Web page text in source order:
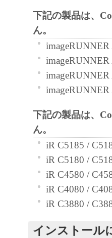
るいは許諾され
２．制限
(1) お客様は、
くは貸与その他
ア」を使用させ
(2) お客様は、
正、改変、逆
エンジニアリン
このような行為
３．著作権表示
お客様は、「本
キヤノンのライ
しくは削除して
４．所有権
下記の製品は、
ん。
下記の製品は、
ん。
iR C5185 /
iR C5180 /
iR C4580 /
iR C4080 /
iR C3880 /
インストール